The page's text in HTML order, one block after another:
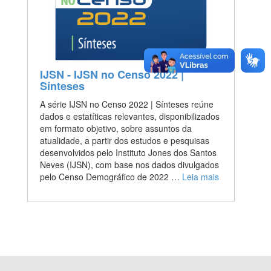
IJSN - IJSN no Censo 2022 |
Sínteses
A série IJSN no Censo 2022 | Sínteses reúne
dados e estatíticas relevantes, disponibilizados
em formato objetivo, sobre assuntos da
atualidade, a partir dos estudos e pesquisas
desenvolvidos pelo Instituto Jones dos Santos
Neves (IJSN), com base nos dados divulgados
pelo Censo Demográfico de 2022 … Leia mais